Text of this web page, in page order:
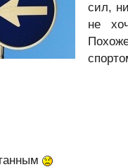
сил,
не